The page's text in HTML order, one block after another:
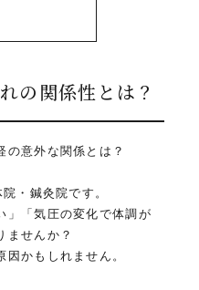
の関係性とは？
の意外な関係とは？
・鍼灸院です。
」「気圧の変化で体調が
ませんか？
かもしれません。